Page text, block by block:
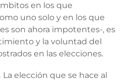
en los que
uno solo y en los que
son ahora impotentes-, es
y la voluntad del
en las elecciones.
La elección que se hace al